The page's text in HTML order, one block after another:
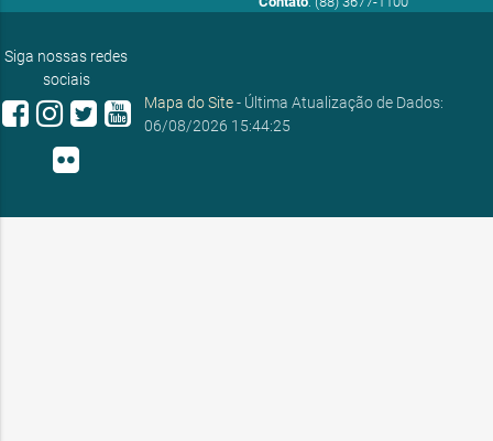
Siga nossas redes
sociais
Mapa do Site- Última Atualização de Dados:
06/08/2026 15:44:25